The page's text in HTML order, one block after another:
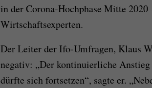
in der Corona-Hochphase Mitte
Wirtschaftsexperten.
Der Leiter der Ifo-Umfragen, Klaus
negativ: „Der kontinuierliche
dürfte sich fortsetzen“, sagte er.